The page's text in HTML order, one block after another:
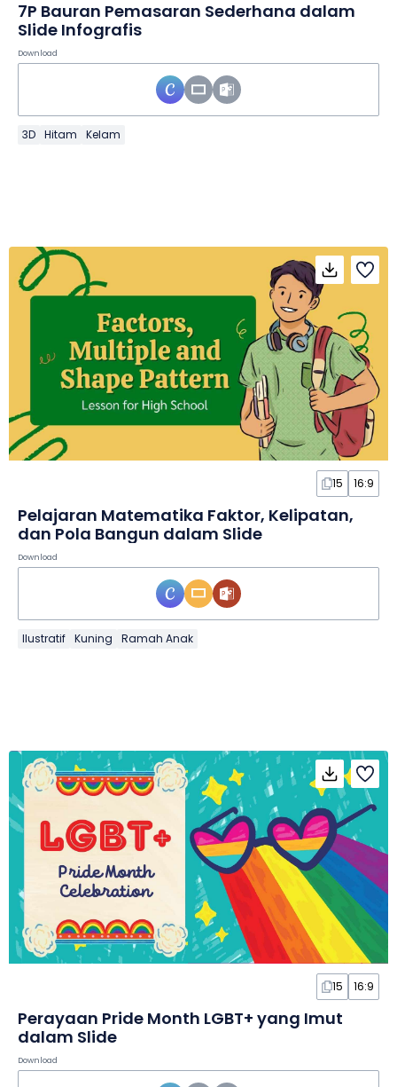
7P Bauran Pemasaran Sederhana dalam
Slide Infografis
Download
3D Hitam Kelam
15 16:9
Pelajaran Matematika Faktor, Kelipatan,
dan Pola Bangun dalam Slide
Download
Ilustratif Kuning Ramah Anak
15 16:9
Perayaan Pride Month LGBT+ yang Imut
dalam Slide
Download